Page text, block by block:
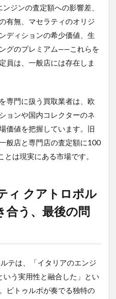
ジンの査定額への影響差、
有無、マセラティのオリジ
ディションの希少価値、生
グのプレミアム——これらを
員は、一般店には存在しま
専門に扱う買取業者は、欧
ョンや国内コレクターのネ
価値を把握しています。旧
般店と専門店の査定額に100
は現実にある市場です。
ィ クアトロポル
合う、最後の問
テは、「イタリアのエンジ
う実用性と融合した」とい
ビトゥルボが奏でる独特の